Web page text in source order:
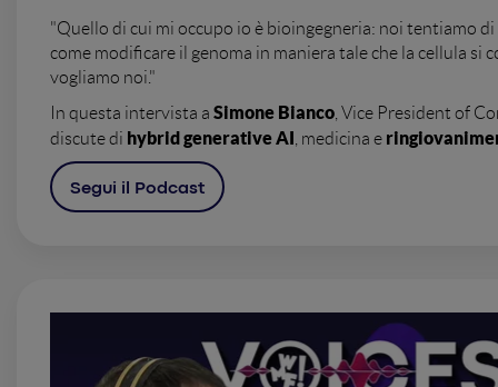
"Quello di cui mi occupo io è bioingegneria: noi tentiamo
come modificare il genoma in maniera tale che la cellula si
vogliamo noi."
In questa intervista a Simone Bianco , Vice President of
discute di hybrid generative AI , medicina e
Segui il Podcast